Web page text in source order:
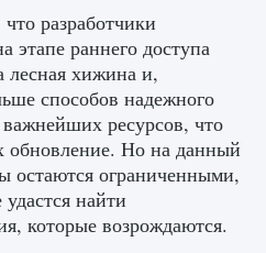
карьеры EA
2
разработчики
этапе раннего доступа
​​лесная хижина и,
способов надежного
важнейших ресурсов, что
обновление. Но на данный
остаются ограниченными,
найти
которые возрождаются.